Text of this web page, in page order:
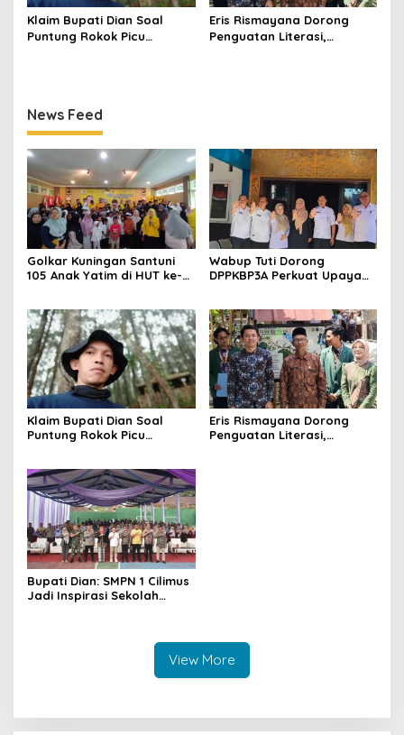
Klaim Bupati Dian Soal
Puntung Rokok Picu
Eris Rismayana Dorong
Penguatan Literasi,
News Feed
Golkar Kuningan Santuni
105 Anak Yatim di HUT ke-
Berjaya
Wabup Tuti Dorong
DPPKBP3A Perkuat Upaya
Keluarga
Klaim Bupati Dian Soal
Puntung Rokok Picu
Sesuai Kajian Ilmiah
Eris Rismayana Dorong
Penguatan Literasi,
Bupati Dian: SMPN 1 Cilimus
Jadi Inspirasi Sekolah
View More